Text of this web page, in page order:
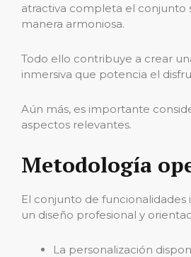
atractiva completa el conjunto
manera armoniosa.
Todo ello contribuye a crear
inmersiva que potencia el
Aún más, es importante
aspectos relevantes.
Metodología
El conjunto de funcionalidades
un diseño profesional y
La personalización